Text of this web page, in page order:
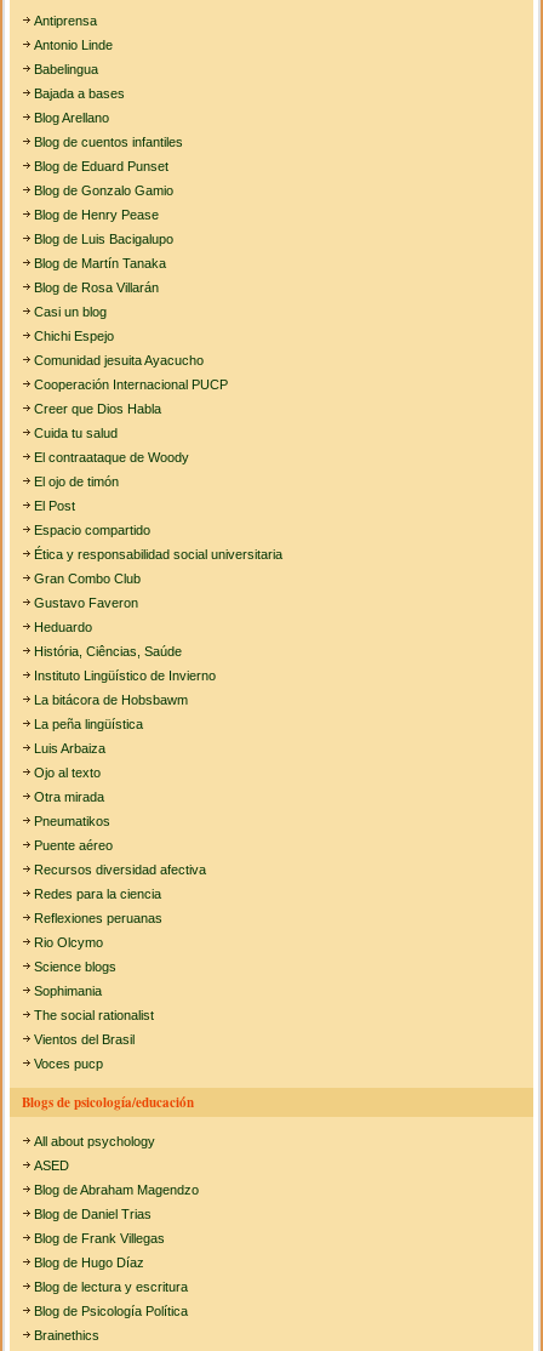
Antiprensa
Antonio Linde
Babelingua
Bajada a bases
Blog Arellano
Blog de cuentos infantiles
Blog de Eduard Punset
Blog de Gonzalo Gamio
Blog de Henry Pease
Blog de Luis Bacigalupo
Blog de Martín Tanaka
Blog de Rosa Villarán
Casi un blog
Chichi Espejo
Comunidad jesuita Ayacucho
Cooperación Internacional PUCP
Creer que Dios Habla
Cuida tu salud
El contraataque de Woody
El ojo de timón
El Post
Espacio compartido
Ética y responsabilidad social universitaria
Gran Combo Club
Gustavo Faveron
Heduardo
História, Ciências, Saúde
Instituto Lingüístico de Invierno
La bitácora de Hobsbawm
La peña lingüística
Luis Arbaiza
Ojo al texto
Otra mirada
Pneumatikos
Puente aéreo
Recursos diversidad afectiva
Redes para la ciencia
Reflexiones peruanas
Rio Olcymo
Science blogs
Sophimania
The social rationalist
Vientos del Brasil
Voces pucp
Blogs de psicología/educación
All about psychology
ASED
Blog de Abraham Magendzo
Blog de Daniel Trias
Blog de Frank Villegas
Blog de Hugo Díaz
Blog de lectura y escritura
Blog de Psicología Política
Brainethics